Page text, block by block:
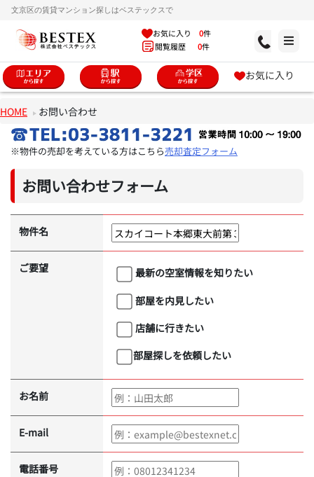
文京区の賃貸マンション探しはベステックスで
お気に入り 0件
閲覧履歴 0件
お気に入り
HOME お問い合わせ
※物件の売却を考えている方はこちら売却査定フォーム
お問い合わせフォーム
物件名
ご要望
最新の空室情報を知りたい
部屋を内見したい
店舗に行きたい
部屋探しを依頼したい
お名前
E-mail
電話番号